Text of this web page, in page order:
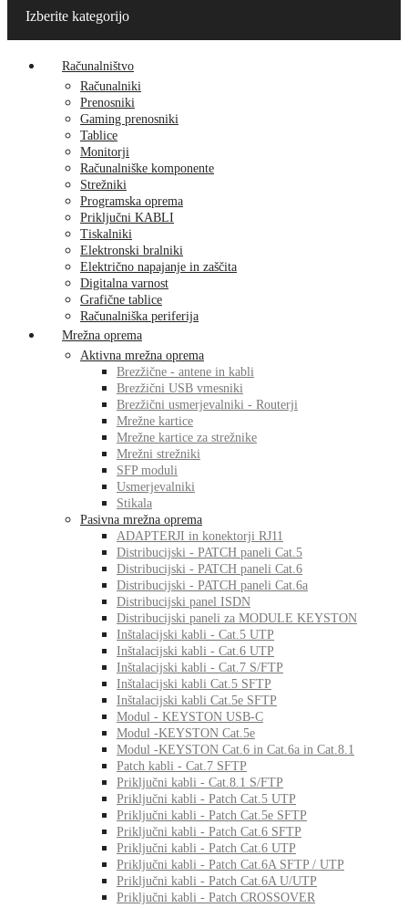
Izberite kategorijo
Računalništvo
Računalniki
Prenosniki
Gaming prenosniki
Tablice
Monitorji
Računalniške komponente
Strežniki
Programska oprema
Priključni KABLI
Tiskalniki
Elektronski bralniki
Električno napajanje in zaščita
Digitalna varnost
Grafične tablice
Računalniška periferija
Mrežna oprema
Aktivna mrežna oprema
Brezžične - antene in kabli
Brezžični USB vmesniki
Brezžični usmerjevalniki - Routerji
Mrežne kartice
Mrežne kartice za strežnike
Mrežni strežniki
SFP moduli
Usmerjevalniki
Stikala
Pasivna mrežna oprema
ADAPTERJI in konektorji RJ11
Distribucijski - PATCH paneli Cat.5
Distribucijski - PATCH paneli Cat.6
Distribucijski - PATCH paneli Cat.6a
Distribucijski panel ISDN
Distribucijski paneli za MODULE KEYSTON
Inštalacijski kabli - Cat.5 UTP
Inštalacijski kabli - Cat.6 UTP
Inštalacijski kabli - Cat.7 S/FTP
Inštalacijski kabli Cat.5 SFTP
Inštalacijski kabli Cat.5e SFTP
Modul - KEYSTON USB-C
Modul -KEYSTON Cat.5e
Modul -KEYSTON Cat.6 in Cat.6a in Cat.8.1
Patch kabli - Cat.7 SFTP
Priključni kabli - Cat.8.1 S/FTP
Priključni kabli - Patch Cat.5 UTP
Priključni kabli - Patch Cat.5e SFTP
Priključni kabli - Patch Cat.6 SFTP
Priključni kabli - Patch Cat.6 UTP
Priključni kabli - Patch Cat.6A SFTP / UTP
Priključni kabli - Patch Cat.6A U/UTP
Priključni kabli - Patch CROSSOVER